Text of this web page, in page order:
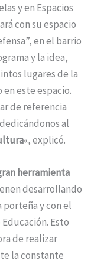
y en Espacios
con su espacio
en el barrio
y la idea,
lugares de la
en este espacio.
de referencia
al
«, explicó.
herramienta
desarrollando
porteña y con el
Esto
de realizar
la constante